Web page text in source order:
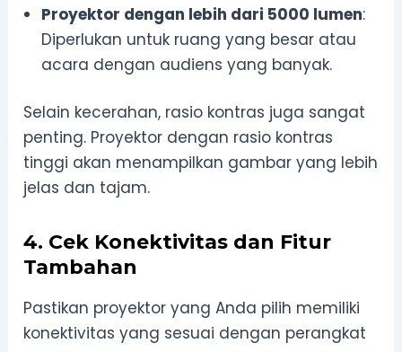
Proyektor dengan lebih dari 5000 lumen:
Diperlukan untuk ruang yang besar atau
acara dengan audiens yang banyak.
Selain kecerahan, rasio kontras juga sangat
penting. Proyektor dengan rasio kontras
tinggi akan menampilkan gambar yang lebih
jelas dan tajam.
4. Cek Konektivitas dan Fitur
Tambahan
Pastikan proyektor yang Anda pilih memiliki
konektivitas yang sesuai dengan perangkat